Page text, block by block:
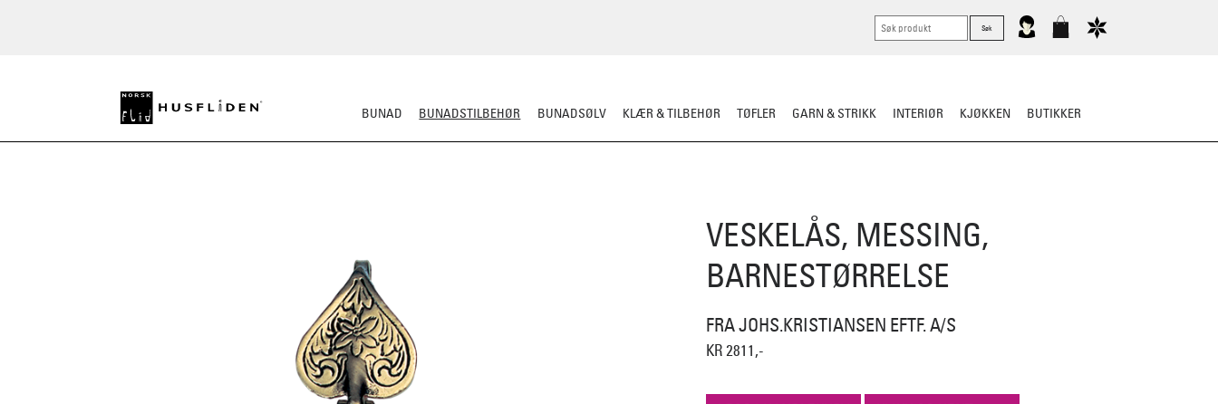
BUNAD BUNADSTILBEHØR BUNADSØLV KLÆR & TILBEHØR TØFLER GARN & STRIKK INTERIØR KJØKKEN BUTIKKER
VESKELÅS, MESSING,
BARNESTØRRELSE
FRA JOHS.KRISTIANSEN EFTF. A/S
KR 2811,-